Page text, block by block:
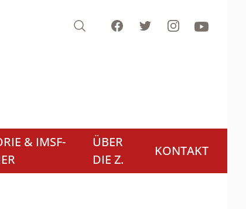
Search FacebookTwitterInstagramYoutube
& IMSF-
ÜBER
DIE Z.
KONTAKT